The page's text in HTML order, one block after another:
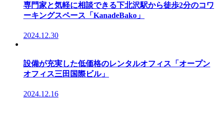
専門家と気軽に相談できる下北沢駅から徒歩2分のコワ
ーキングスペース「KanadeBako」
2024.12.30
設備が充実した低価格のレンタルオフィス「オープン
オフィス三田国際ビル」
2024.12.16